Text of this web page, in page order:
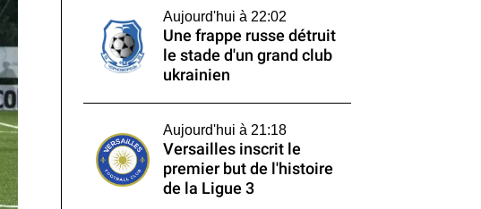
Aujourd'hui à 22:02
Une frappe russe détruit
le stade d'un grand club
ukrainien
Aujourd'hui à 21:18
Versailles inscrit le
premier but de l'histoire
de la Ligue 3